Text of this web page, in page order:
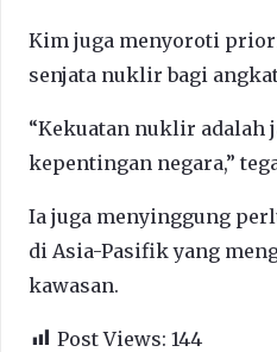
Kim juga menyoroti
senjata nuklir bagi
“Kekuatan nuklir adalah
kepentingan negara,”
Ia juga menyinggung
di Asia-Pasifik yang
kawasan.
Post Views: 144